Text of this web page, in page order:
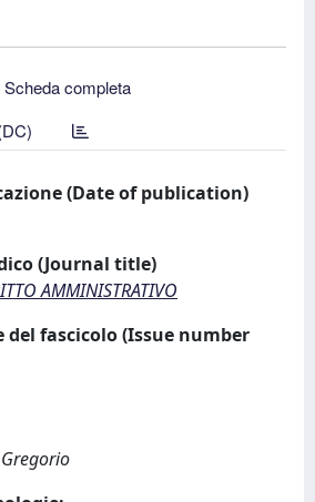
Scheda completa
(Date of publication)
(Journal title)
AMMINISTRATIVO
del fascicolo (Issue number